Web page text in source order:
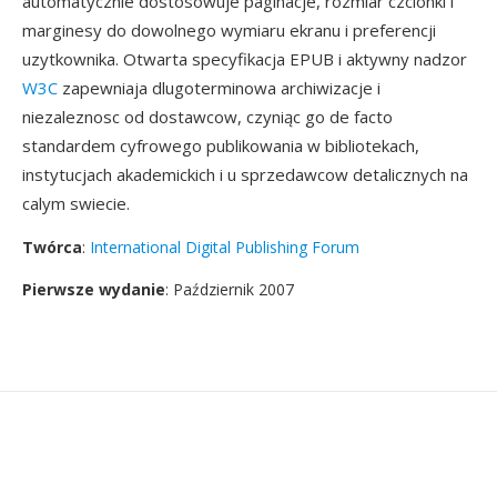
marginesy do dowolnego wymiaru ekranu i preferencji
uzytkownika. Otwarta specyfikacja EPUB i aktywny nadzor
W3C zapewniaja dlugoterminowa archiwizacje i
niezaleznosc od dostawcow, czyniąc go de facto
standardem cyfrowego publikowania w bibliotekach,
instytucjach akademickich i u sprzedawcow detalicznych na
calym swiecie.
Twórca: International Digital Publishing Forum
Pierwsze wydanie: Październik 2007